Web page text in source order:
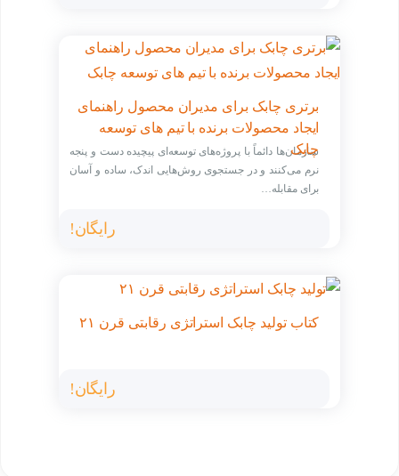
برتری چابک برای مدیران محصول راهنمای
ایجاد محصولات برنده با تیم های توسعه
چابک
سازمان‌ها دائماً با پروژه‌های توسعه‌ای پیچیده دست و پنجه
نرم می‌کنند و در جستجوی روش‌هایی اندک، ساده و آسان
برای مقابله…
رایگان!
کتاب تولید چابک استراتژی رقابتی قرن ۲۱
رایگان!